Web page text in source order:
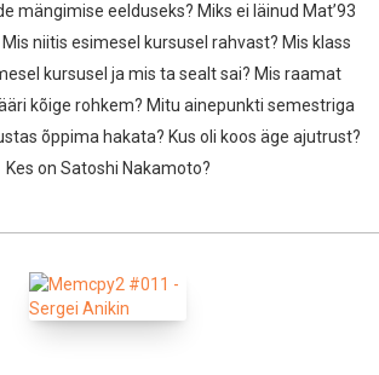
mängimise eelduseks? Miks ei läinud Mat’93
niitis esimesel kursusel rahvast? Mis klass
kursusel ja mis ta sealt sai? Mis raamat
kõige rohkem? Mitu ainepunkti semestriga
õppima hakata? Kus oli koos äge ajutrust?
Kes on Satoshi Nakamoto?